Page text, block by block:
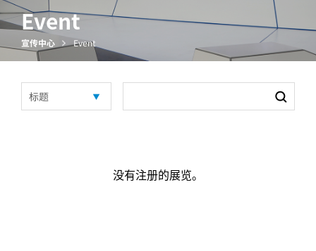
Event
宣传中心 Event
没有注册的展览。